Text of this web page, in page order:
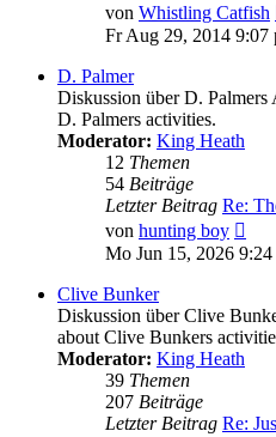
von Whistling Catfish
Fr Aug 29, 2014 9:07
D. Palmer
Diskussion über D.
D. Palmers activities.
Moderator: King Heath
12 Themen
54 Beiträge
Letzter Beitrag Re:
von hunting boy
Mo Jun 15, 2026 9:24
Clive Bunker
Diskussion über Clive
about Clive Bunkers
Moderator: King Heath
39 Themen
207 Beiträge
Letzter Beitrag Re: